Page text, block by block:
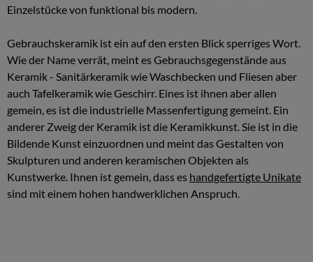
Einzelstücke von funktional bis modern.
Gebrauchskeramik ist ein auf den ersten Blick sperriges Wort.
Wie der Name verrät, meint es Gebrauchsgegenstände aus
Keramik - Sanitärkeramik wie Waschbecken und Fliesen aber
auch Tafelkeramik wie Geschirr. Eines ist ihnen aber allen
gemein, es ist die industrielle Massenfertigung gemeint. Ein
anderer Zweig der Keramik ist die Keramikkunst. Sie ist in die
Bildende Kunst einzuordnen und meint das Gestalten von
Skulpturen und anderen keramischen Objekten als
Kunstwerke. Ihnen ist gemein, dass es handgefertigte Unikate
sind mit einem hohen handwerklichen Anspruch.